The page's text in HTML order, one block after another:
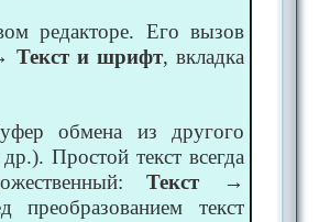
редакторе. Его вызов
Текст и шрифт, вкладка
обмена из другого
Простой текст всегда
Текст →
преобразованием текст